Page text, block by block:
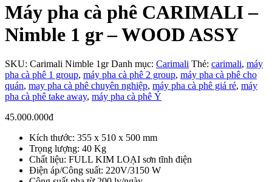
Máy pha cà phê CARIMALI –
Nimble 1 gr – WOOD ASSY
SKU: Carimali Nimble 1gr Danh mục: Carimali Thẻ: carimali, máy
pha cà phê 1 group, máy pha cà phê 2 group, máy pha cà phê cho
quán, may pha cà phê chuyên nghiệp, máy pha cà phê giá rẻ, máy
pha cà phê take away, máy pha cà phê Ý
45.000.000đ
Kích thước: 355 x 510 x 500 mm
Trọng lượng: 40 Kg
Chất liệu: FULL KIM LOẠI sơn tĩnh điện
Điện áp/Công suất: 220V/3150 W